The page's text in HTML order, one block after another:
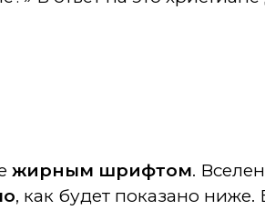
жирным шрифтом.
, как будет показано ниже.